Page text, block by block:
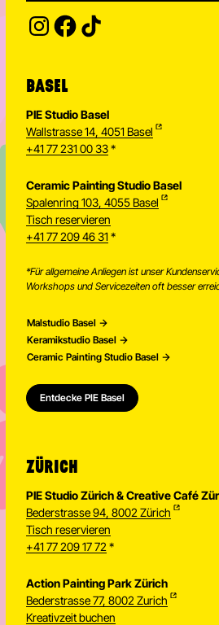
BASEL
PIE Studio Basel
Wallstrasse 14, 4051 Basel
+41 77 231 00 33*
Ceramic Painting Studio Basel
Spalenring 103, 4055 Basel
Tisch reservieren
+41 77 209 46 31 *
*Für allgemeine Anliegen ist unser
Workshops und Servicezeiten oft besser
Malstudio Basel
Keramikstudio Basel
Ceramic Painting Studio Basel
Entdecke PIE Basel
ZÜRICH
PIE Studio Zürich & Creative Café
Bederstrasse 94, 8002 Zürich
Tisch reservieren
+41 77 209 17 72 *
Action Painting Park Zürich
Bederstrasse 77, 8002 Zurich
Kreativzeit buchen